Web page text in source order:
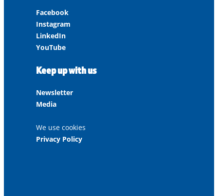
Facebook
Instagram
LinkedIn
YouTube
Keep up with us
Newsletter
Media
We use cookies
Privacy Policy